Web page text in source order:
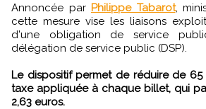
Annoncée par Philippe Tabarot,
cette mesure vise les liaisons
d'une obligation de service
délégation de service public (DSP).
Le dispositif permet de réduire de
taxe appliquée à chaque billet, qui
2,63 euros.